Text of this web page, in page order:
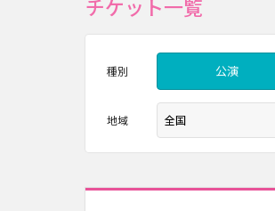
チケット一覧
種別 公演
地域